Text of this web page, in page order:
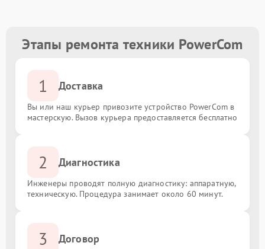
Этапы ремонта техники PowerCom
1 Доставка
Вы или наш курьер привозите устройство PowerCom в
мастерскую. Вызов курьера предоставляется бесплатно
2 Диагностика
Инженеры проводят полную диагностику: аппаратную,
техническую. Процедура занимает около 60 минут.
3 Договор